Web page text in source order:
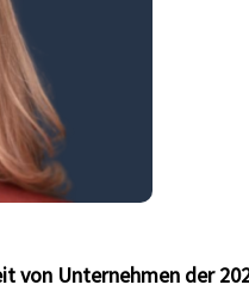
von Unternehmen der